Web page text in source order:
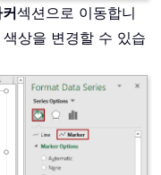
섹션으로 이동합니
상을 변경할 수 있습